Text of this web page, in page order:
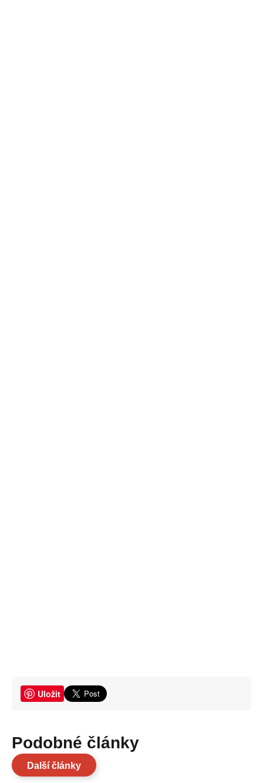
Uložit
Podobné články
Další články